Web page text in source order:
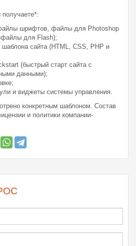
шрифтов, файлы для Photoshop
для Flash);
сайта (HTML, CSS, PHP и
(быстрый старт сайта с
данными);
и виджеты системы управления.
конкретным шаблоном. Состав
и политики компании-